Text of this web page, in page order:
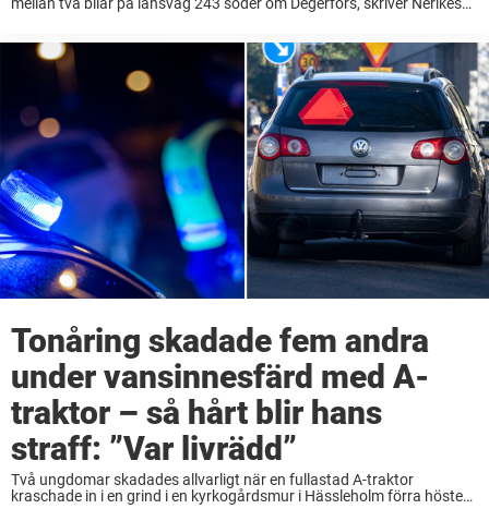
Tonåring skadade fem andra
under vansinnesfärd med A-
traktor – så hårt blir hans
straff: ”Var livrädd”
Två ungdomar skadades allvarligt när en fullastad A-traktor
kraschade in i en grind i en kyrkogårdsmur i Hässleholm förra hösten.